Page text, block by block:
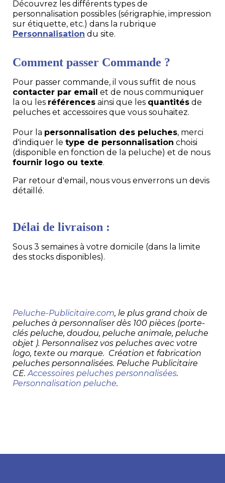
Découvrez les différents types de
personnalisation possibles (sérigraphie, impression
sur étiquette, etc.) dans la rubrique
Personnalisation du site.
Comment passer Commande ?
Pour passer commande, il vous suffit de nous
contacter par email et de nous communiquer
la ou les références ainsi que les quantités de
peluches et accessoires que vous souhaitez.
Pour la personnalisation des peluches, merci
d'indiquer le type de personnalisation choisi
(disponible en fonction de la peluche) et de nous
fournir logo ou texte.
Par retour d'email, nous vous enverrons un devis
détaillé.
Délai de livraison :
Sous 3 semaines à votre domicile (dans la limite
des stocks disponibles).
Peluche-Publicitaire.com, le plus grand choix de
peluches à personnaliser dès 100 pièces (porte-
clés peluche, doudou, peluche animale, peluche
objet ). Personnalisez vos peluches avec votre
logo, texte ou marque. Création et fabrication
peluches personnalisées. Peluche Publicitaire
CE. Accessoires peluches personnalisées.
Personnalisation peluche.